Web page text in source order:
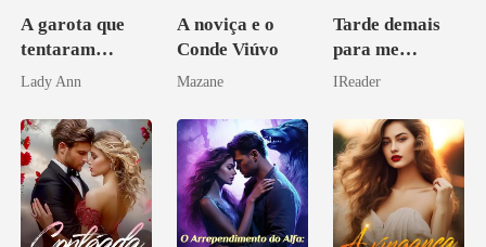
A garota que
tentaram
apagar
Lady Ann
A noviça e o
Conde Viúvo
Mazane
Tarde demais
para me
reconquistar!
IReader